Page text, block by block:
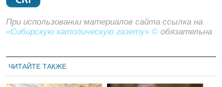
При использовании материалов сайта ссылка на
«Сибирскую католическую газету» © обязательна
ЧИТАЙТЕ ТАКЖЕ